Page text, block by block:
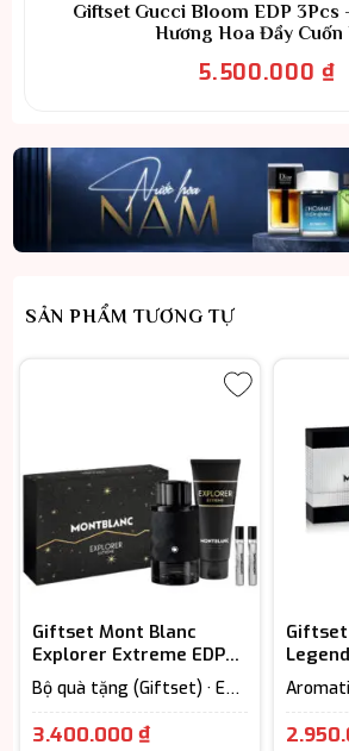
Giftset Gucci Bloom EDP 3Pcs
Hương Hoa Đầy Cuốn
5.500.000₫
SẢN PHẨM TƯƠNG TỰ
Giftset Mont Blanc
Explorer Extreme EDP
4PCS – Phong Cách Của
Người Dám Chinh Phục
Bộ quà tặng (Giftset) · EDP
hương từ 7-12h) · Nước Hoa
3.400.000₫
Chuẩn
(Giftset)